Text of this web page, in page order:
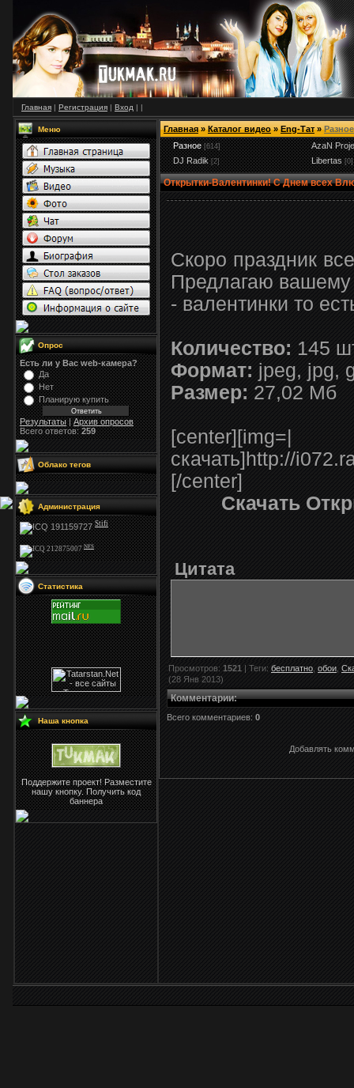
Главная | Регистрация | Вход | |
Меню
Опрос
Есть ли у Вас web-камера?
Да
Нет
Планирую купить
Результаты|Архив опросов
Всего ответов:259
Облако тегов
Администрация
Stifi
NFS
Статистика
Наша кнопка
Поддержите проект! Разместите
нашу кнопку. Получить код
баннера
Главная»Каталог видео»Eng-Тат» Разное
Разное [614]
AzaN
DJ Radik [2] Libertas [0]
Открытки-Валентинки! С Днем всех
Скоро праздник
Предлагаю вашему
- валентинки то
Количество: 145
Формат: jpeg, jpg,
Размер: 27,02 Мб
[center][img=|
скачать]http://
[/center]
Скачать
Цитата
Просмотров: 1521 | Теги: бесплатно обои
(28 Янв 2013)
Комментарии:
Всего комментариев: 0
Добавлять